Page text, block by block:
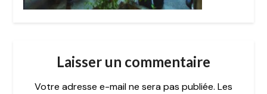
Laisser un commentaire
Votre adresse e-mail ne sera pas publiée. Les